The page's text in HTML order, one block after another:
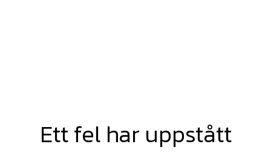
Ett fel har uppstått